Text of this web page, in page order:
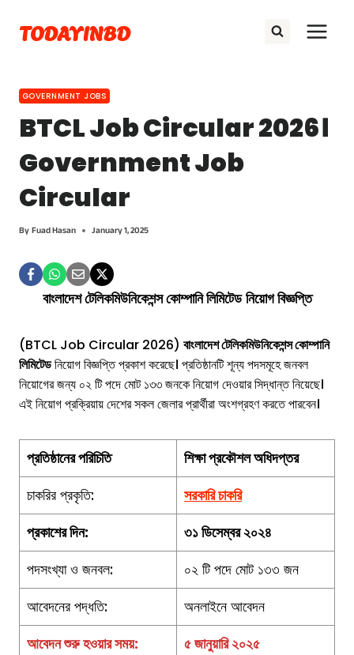
content
TODAYINBD
GOVERNMENT JOBS
BTCL Job Circular 2026।
Government Job
Circular
ByFuad Hasan January 1, 2025
বাংলাদেশ টেলিকমিউনিকেশন্স কোম্পানি লিমিটেড নিয়োগ বিজ্ঞপ্তি
(BTCL Job Circular 2026) বাংলাদেশ টেলিকমিউনিকেশন্স কোম্পানি
লিমিটেডনিয়োগ বিজ্ঞপ্তি প্রকাশ করেছে। প্রতিষ্ঠানটি শূন্য পদসমূহে জনবল
নিয়োগের জন্য ০২ টি পদে মোট ১৩৩ জনকে নিয়োগ দেওয়ার সিদ্ধান্ত নিয়েছে।
এই নিয়োগ প্রক্রিয়ায় দেশের সকল জেলার প্রার্থীরা অংশগ্রহণ করতে পারবেন।
প্রতিষ্ঠানের পরিচিতি
শিক্ষা প্রকৌশল অধিদপ্তর
চাকরির প্রকৃতি:
সরকারি চাকরি
প্রকাশের দিন:
৩১ ডিসেম্বর ২০২৪
পদসংখ্যা ও জনবল:
০২ টি পদে মোট ১৩৩ জন
আবেদনের পদ্ধতি:
অনলাইনে আবেদন
আবেদন শুরু হওয়ার সময়:
৫ জানুয়ারি ২০২৫